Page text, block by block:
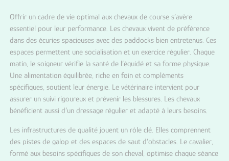
Offrir un cadre de vie optimal aux chevaux de course s’avère
essentiel pour leur performance. Les chevaux vivent de préférence
dans des écuries spacieuses avec des paddocks bien entretenus. Ces
espaces permettent une socialisation et un exercice régulier. Chaque
matin, le soigneur vérifie la santé de l’équidé et sa forme physique.
Une alimentation équilibrée, riche en foin et compléments
spécifiques, soutient leur énergie. Le vétérinaire intervient pour
assurer un suivi rigoureux et prévenir les blessures. Les chevaux
bénéficient aussi d’un dressage régulier et adapté à leurs besoins.
Les infrastructures de qualité jouent un rôle clé. Elles comprennent
des pistes de galop et des espaces de saut d’obstacles. Le cavalier,
formé aux besoins spécifiques de son cheval, optimise chaque séance